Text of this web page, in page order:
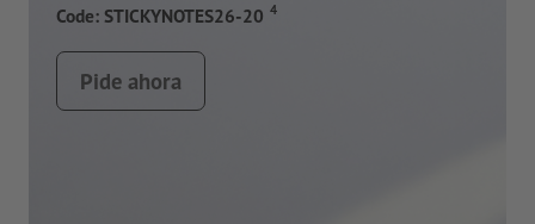
Code: STICKYNOTES26-20 4
Pide ahora